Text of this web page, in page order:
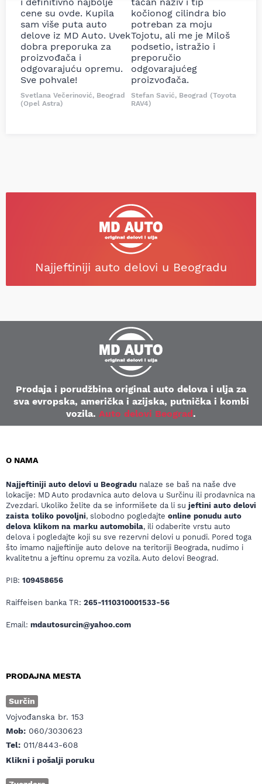
cene su ovde. Kupila
sam više puta auto
delove iz MD Auto. Uvek
dobra preporuka za
proizvođača i
odgovarajuću opremu.
Sve pohvale!
Svetlana Večerinović, Beograd
(Opel Astra)
kočionog cilindra bio
potreban za moju
Tojotu, ali me je Miloš
podsetio, istražio i
preporučio
odgovarajućeg
proizvođača.
Stefan Savić, Beograd (Toyota
RAV4)
Najjeftiniji auto delovi u Beogradu
Prodaja i porudžbina original auto delova i ulja za
sva evropska, američka i azijska, putnička i kombi
vozila. Auto delovi Beograd.
O NAMA
Najjeftiniji auto delovi u Beogradu nalaze se baš na naše dve
lokacije: MD Auto prodavnica auto delova u Surčinu ili prodavnica na
Zvezdari. Ukoliko želite da se informišete da li su jeftini auto delovi
zaista toliko povoljni, slobodno pogledajte online ponudu auto
delova klikom na marku automobila, ili odaberite vrstu auto
delova i pogledajte koji su sve rezervni delovi u ponudi. Pored toga
što imamo najjeftinije auto delove na teritoriji Beograda, nudimo i
kvalitetnu a jeftinu opremu za vozila. Auto delovi Beograd.
PIB: 109458656
Raiffeisen banka TR: 265-1110310001533-56
Email: mdautosurcin@yahoo.com
PRODAJNA MESTA
Surčin
Vojvođanska br. 153
Mob: 060/3030623
Tel: 011/8443-608
Klikni i pošalji poruku